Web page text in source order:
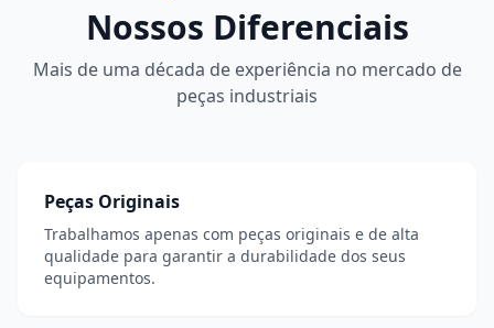
Nossos Diferenciais
Mais de uma década de experiência no mercado de
peças industriais
Peças Originais
Trabalhamos apenas com peças originais e de alta
qualidade para garantir a durabilidade dos seus
equipamentos.